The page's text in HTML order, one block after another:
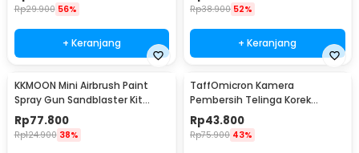
Rp29.900 56%
+ Keranjang
Rp38.900 52%
+ Keranjang
KKMOON Mini Airbrush Paint
Spray Gun Sandblaster Kit
Single Action - TD-138
Rp77.800
Rp124.900 38%
TaffOmicron Kamera
Pembersih Telinga Korek
Kuping Endoscope HD USB - EU-
0
Rp43.800
Rp75.900 43%